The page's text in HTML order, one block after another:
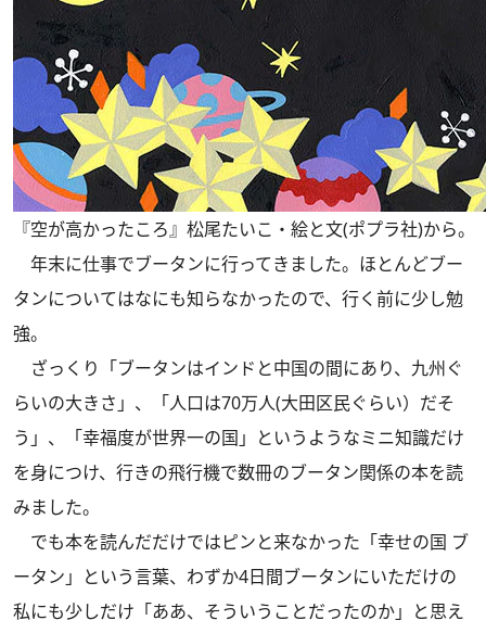
『空が高かったころ』松尾たいこ・絵と文(ポプラ社)から。
年末に仕事でブータンに行ってきました。ほとんどブー
タンについてはなにも知らなかったので、行く前に少し勉
強。
ざっくり「ブータンはインドと中国の間にあり、九州ぐ
らいの大きさ」、「人口は70万人(大田区民ぐらい）だそ
う」、「幸福度が世界一の国」というようなミニ知識だけ
を身につけ、行きの飛行機で数冊のブータン関係の本を読
みました。
でも本を読んだだけではピンと来なかった「幸せの国 ブ
ータン」という言葉、わずか4日間ブータンにいただけの
私にも少しだけ「ああ、そういうことだったのか」と思え